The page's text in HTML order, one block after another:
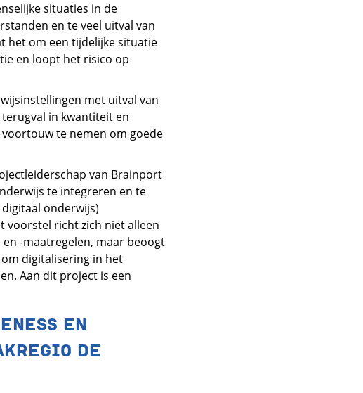
situaties in de
en te veel uitval van
het om een tijdelijke situatie
en loopt het risico op
met uitval van
in kwantiteit en
te nemen om goede
van Brainport
te integreren en te
onderwijs)
voorstel richt zich niet alleen
-maatregelen, maar beoogt
digitalisering in het
Aan dit project is een
EN
DE